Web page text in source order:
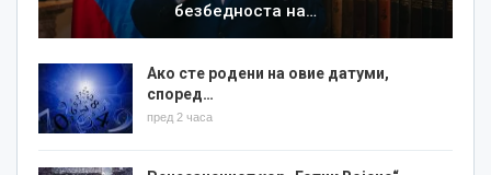
безбедноста на…
Ако сте родени на овие датуми,
според…
пред 2 часа